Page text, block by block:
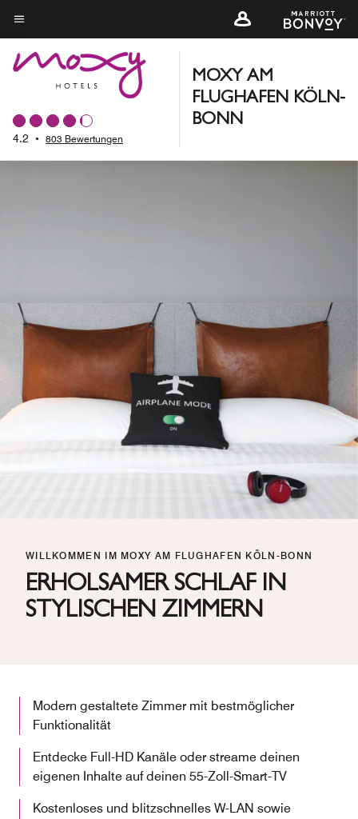
Skip
to
main
content
Menütext
4.2 • 803 Bewertungen
MOXY AM
FLUGHAFEN KÖLN-
BONN
WILLKOMMEN IM MOXY AM FLUGHAFEN KÖLN-BONN
ERHOLSAMER SCHLAF IN
STYLISCHEN ZIMMERN
Modern gestaltete Zimmer mit bestmöglicher
Funktionalität
Entdecke Full-HD Kanäle oder streame deinen
eigenen Inhalte auf deinen 55-Zoll-Smart-TV
Kostenloses und blitzschnelles W-LAN sowie